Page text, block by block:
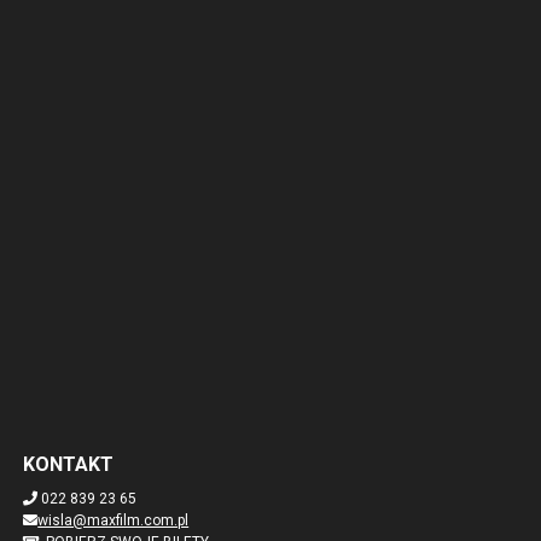
KONTAKT
022 839 23 65
wisla@maxfilm.com.pl